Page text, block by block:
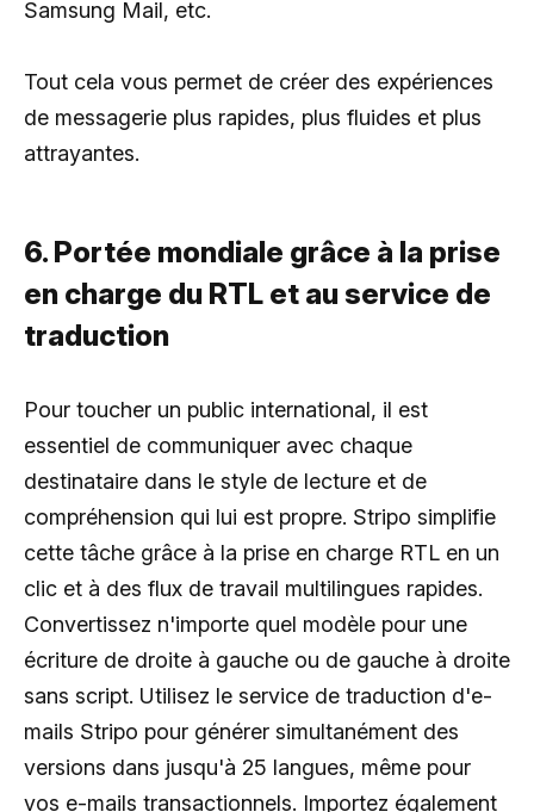
Samsung Mail, etc.
Tout cela vous permet de créer des expériences
de messagerie plus rapides, plus fluides et plus
attrayantes.
6. Portée mondiale grâce à la prise
en charge du RTL et au service de
traduction
Pour toucher un public international, il est
essentiel de communiquer avec chaque
destinataire dans le style de lecture et de
compréhension qui lui est propre. Stripo simplifie
cette tâche grâce à la prise en charge RTL en un
clic et à des flux de travail multilingues rapides.
Convertissez n'importe quel modèle pour une
écriture de droite à gauche ou de gauche à droite
sans script. Utilisez le service de traduction d'e-
mails Stripo pour générer simultanément des
versions dans jusqu'à 25 langues, même pour
vos e-mails transactionnels. Importez également